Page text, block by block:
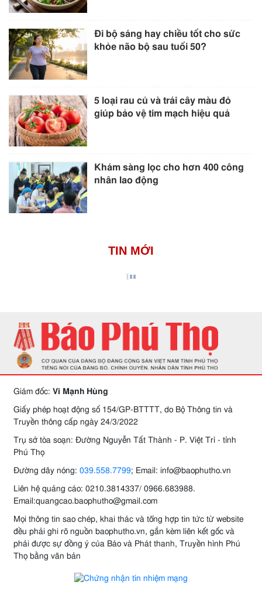
Đi bộ sáng hay chiều tốt cho sức
khỏe não bộ sau tuổi 50?
5 loại rau củ và trái cây màu đỏ
giúp bảo vệ tim mạch hiệu quả
Khám sàng lọc cho hơn 400 công
nhân lao động
TIN MỚI
Giám đốc: Vi Mạnh Hùng
Giấy phép hoạt động số 154/GP-BTTTT, do Bộ Thông tin và
Truyền thông cấp ngày 24/3/2022
Trụ sở tòa soạn: Đường Nguyễn Tất Thành - P. Việt Trì - tỉnh
Phú Thọ
Đường dây nóng: 039.558.7799; Email: info@baophutho.vn
Liên hệ quảng cáo: 0210.3814337/ 0966.683988.
Email:quangcao.baophutho@gmail.com
Mọi thông tin sao chép, khai thác và tổng hợp tin tức từ website
đều phải ghi rõ nguồn baophutho.vn, gắn kèm liên kết gốc và
phải được sự đồng ý của Báo và Phát thanh, Truyền hình Phú
Thọ bằng văn bản